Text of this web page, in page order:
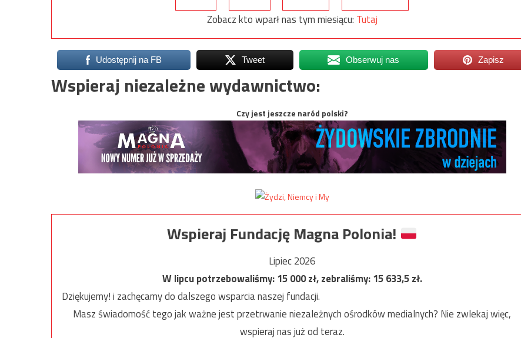
Zobacz kto wparł nas tym miesiącu: Tutaj
Udostępnij na FB Tweet Obserwuj nas Zapisz
Wspieraj niezależne wydawnictwo:
Czy jest jeszcze naród polski?
Wspieraj Fundację Magna Polonia!
Lipiec 2026
W lipcu potrzebowaliśmy:15 000zł, zebraliśmy:15 633,5zł.
Dziękujemy! i zachęcamy do dalszego wsparcia naszej fundacji.
Masz świadomość tego jak ważne jest przetrwanie niezależnych ośrodków medialnych? Nie zwlekaj więc,
wspieraj nas już od teraz.